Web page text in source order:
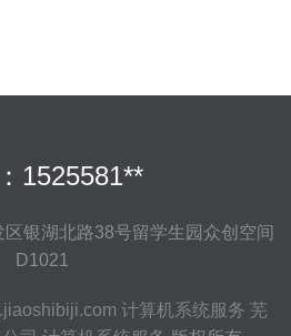
1525581**
银湖北路38号留学生园众创空间
D1021
计算机系统服务 芜